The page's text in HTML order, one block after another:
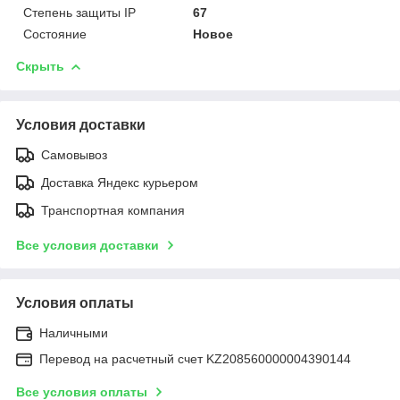
Степень защиты IP
67
Состояние
Новое
Скрыть
Условия доставки
Самовывоз
Доставка Яндекс курьером
Транспортная компания
Все условия доставки
Условия оплаты
Наличными
Перевод на расчетный счет KZ208560000004390144
Все условия оплаты